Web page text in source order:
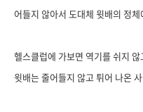
어들지 않아서 도대체 윗배의 정
헬스클럽에 가보면 역기를 쉬지
윗배는 줄어들지 않고 튀어 나온